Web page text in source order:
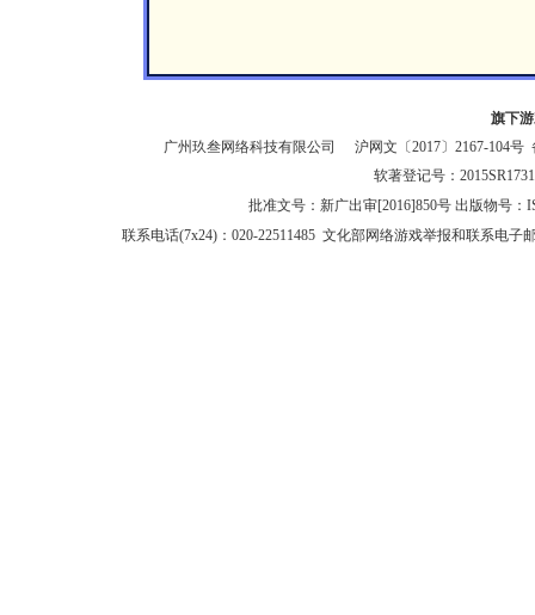
旗下
广州玖叁网络科技有限公司
沪网文〔2017〕2167-104号
软著登记号：
批准文号：新广出审[2016]850号 出版物号：
联系电话(7x24)：020-22511485 文化部网络游戏举报和联系电